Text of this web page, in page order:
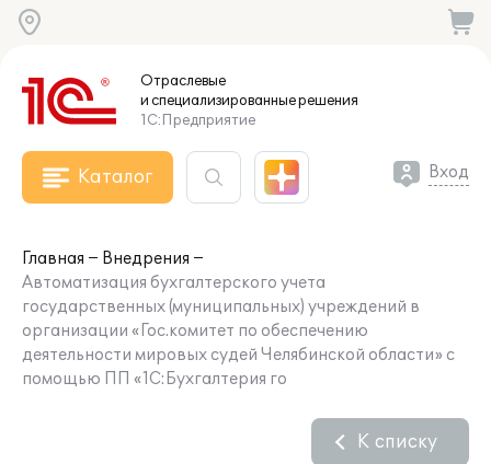
Отраслевые
и специализированныерешения
1С:Предприятие
Каталог Вход
Главная
Внедрения
Автоматизация бухгалтерского учета
государственных (муниципальных) учреждений в
организации «Гос.комитет по обеспечению
деятельности мировых судей Челябинской области» с
помощью ПП «1С:Бухгалтерия го
К списку